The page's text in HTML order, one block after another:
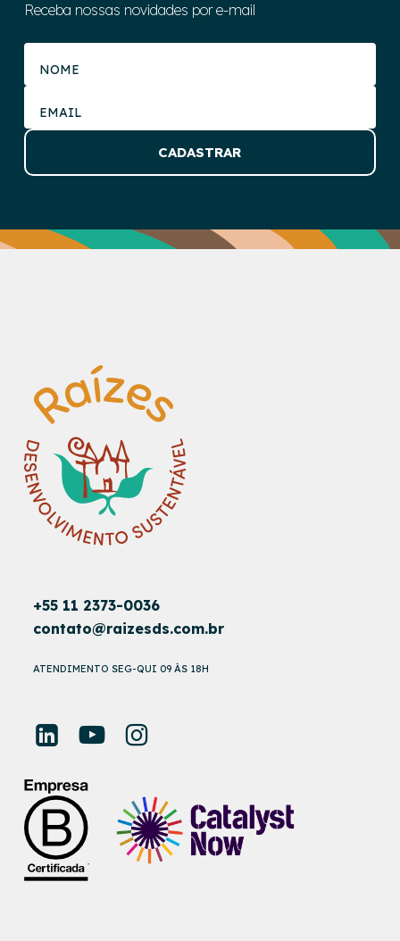
Receba nossas novidades por e-mail
+55 11 2373-0036
contato@raizesds.com.br
ATENDIMENTO SEG-QUI 09 ÀS 18H